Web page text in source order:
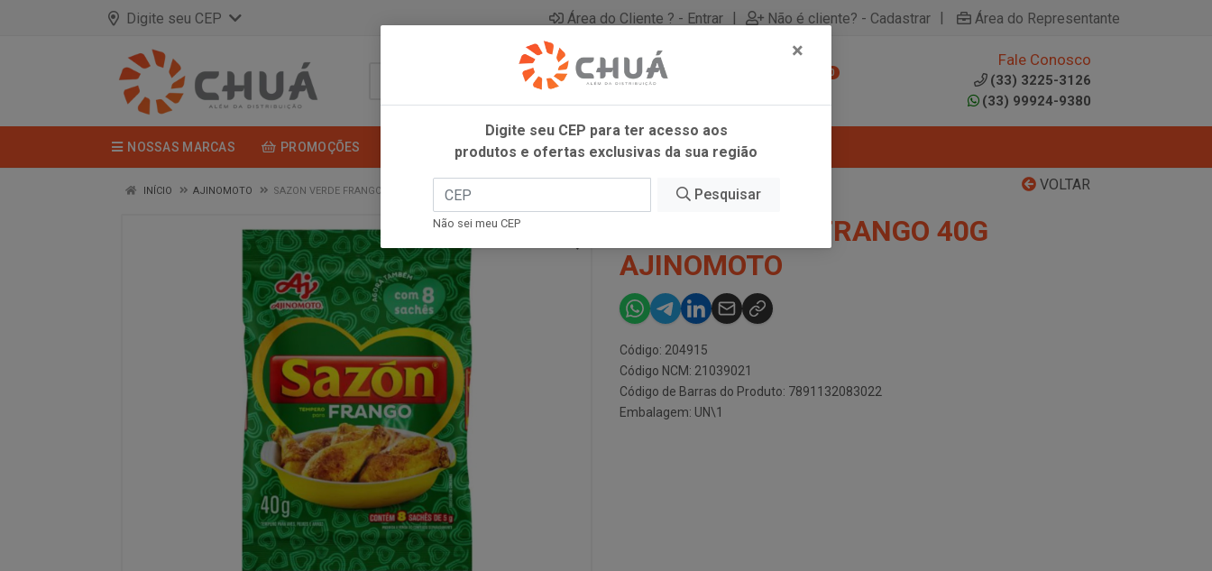
Digite seu CEP Área do Cliente ? - Entrar | Não é cliente? - Cadastrar | Área do Representante
0
Fale Conosco
(33) 3225-3126
(33) 99924-9380
NOSSAS MARCAS PROMOÇÕES
VOLTAR
INÍCIO AJINOMOTO SAZON VERDE FRANGO 40G AJINOMOTO
SAZON VERDE FRANGO 40G
AJINOMOTO
Código: 204915
Código NCM: 21039021
Código de Barras do Produto: 7891132083022
Embalagem: UN\1
×
Digite seu CEP para ter acesso aos
produtos e ofertas exclusivas da sua região
Pesquisar
Não sei meu CEP